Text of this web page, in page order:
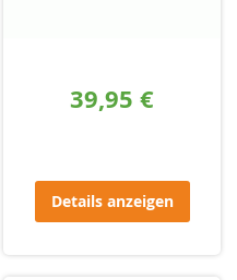
39,95 €
Details anzeigen